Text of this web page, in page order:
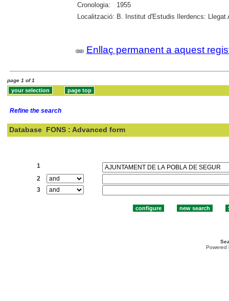
Cronologia:
1955
Localització: B. Institut d'Estudis Ilerdencs: Llegat
Enllaç permanent a aquest
page 1 of 1
Refine the search
Database FONS : Advanced form
1
2
3